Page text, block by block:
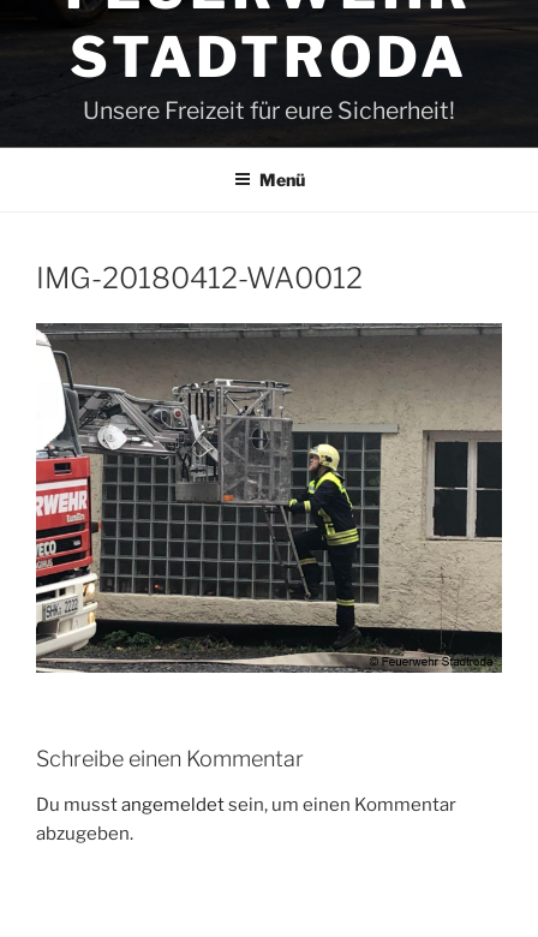
STADTRODA
Unsere Freizeit für eure Sicherheit!
Menü
IMG-20180412-WA0012
Schreibe einen Kommentar
Du musstangemeldetsein, um einen Kommentar
abzugeben.